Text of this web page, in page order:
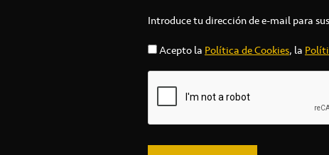
Introduce tu dirección de e-mail para
Acepto la Política de Cookies, la